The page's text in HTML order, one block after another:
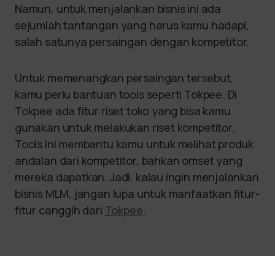
Namun, untuk menjalankan bisnis ini ada
sejumlah tantangan yang harus kamu hadapi,
salah satunya persaingan dengan kompetitor.
Untuk memenangkan persaingan tersebut,
kamu perlu bantuan tools seperti Tokpee. Di
Tokpee ada fitur riset toko yang bisa kamu
gunakan untuk melakukan riset kompetitor.
Tools ini membantu kamu untuk melihat produk
andalan dari kompetitor, bahkan omset yang
mereka dapatkan. Jadi, kalau ingin menjalankan
bisnis MLM, jangan lupa untuk manfaatkan fitur-
fitur canggih dari Tokpee.